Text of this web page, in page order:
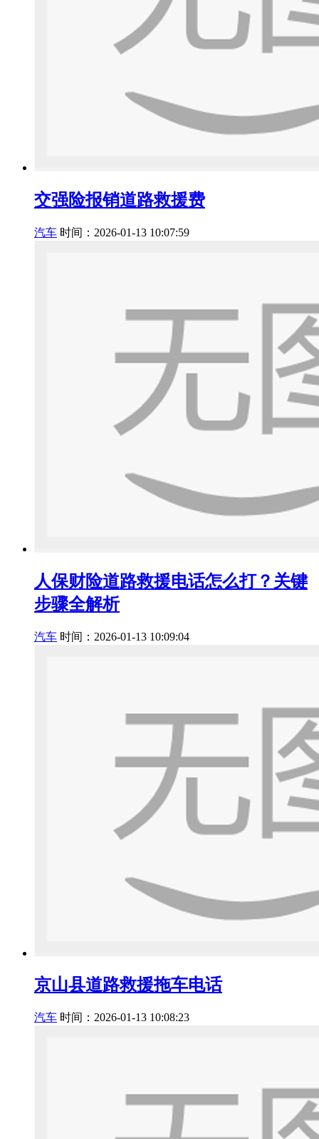
交强险报销道路救援费
汽车 时间：2026-01-13 10:07:59
人保财险道路救援电话怎么打？关键
步骤全解析
汽车 时间：2026-01-13 10:09:04
京山县道路救援拖车电话
汽车 时间：2026-01-13 10:08:23